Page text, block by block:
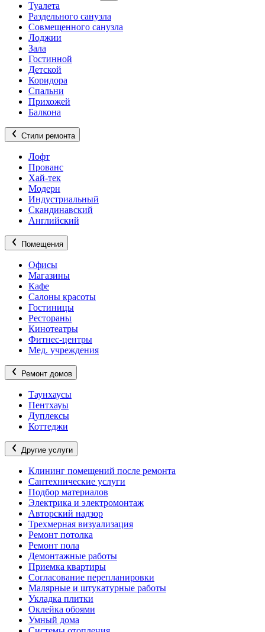
Туалета
Раздельного санузла
Совмещенного санузла
Лоджии
Зала
Гостинной
Детской
Коридора
Спальни
Прихожей
Балкона
Стили ремонта
Лофт
Прованс
Хай-тек
Модерн
Индустриальный
Скандинавский
Английский
Помещения
Офисы
Магазины
Кафе
Салоны красоты
Гостиницы
Рестораны
Кинотеатры
Фитнес-центры
Мед. учреждения
Ремонт домов
Таунхаусы
Пентхауы
Дуплексы
Коттеджи
Другие услуги
Клининг помещений после ремонта
Сантехнические услуги
Подбор материалов
Электрика и электромонтаж
Авторский надзор
Трехмерная визуализация
Ремонт потолка
Ремонт пола
Демонтажные работы
Приемка квартиры
Согласование перепланировки
Малярные и штукатурные работы
Укладка плитки
Оклейка обоями
Умный дома